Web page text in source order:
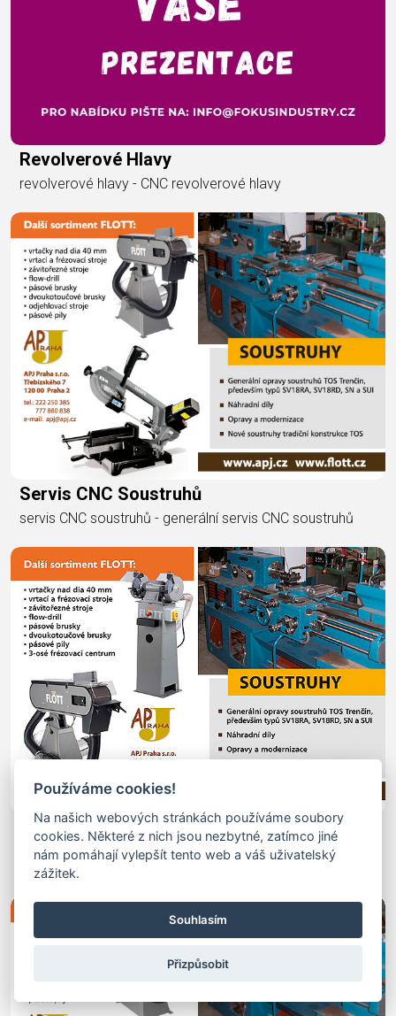
Revolverové Hlavy
revolverové hlavy - CNC revolverové hlavy
Servis CNC Soustruhů
servis CNC soustruhů - generální servis CNC soustruhů
Servis Obráběcích Strojů
servis obráběcích strojů - generální servis obráběcích
strojů
Používáme cookies!
Na našich webových stránkách používáme soubory
cookies. Některé z nich jsou nezbytné, zatímco jiné
nám pomáhají vylepšít tento web a váš uživatelský
zážitek.
Souhlasím
Přizpůsobit